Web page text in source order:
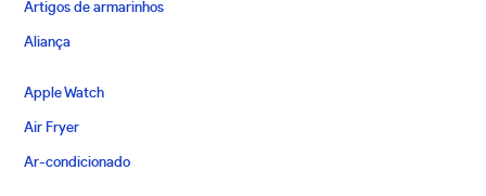
Artigos de armarinhos
Aliança
Apple Watch
Air Fryer
Ar-condicionado